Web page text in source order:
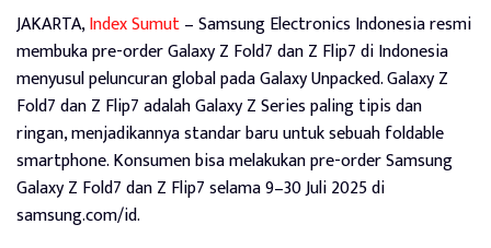
JAKARTA,Index Sumut– Samsung Electronics Indonesia resmi
membuka pre-order Galaxy Z Fold7 dan Z Flip7 di Indonesia
menyusul peluncuran global pada Galaxy Unpacked. Galaxy Z
Fold7 dan Z Flip7 adalah Galaxy Z Series paling tipis dan
ringan, menjadikannya standar baru untuk sebuah foldable
smartphone. Konsumen bisa melakukan pre-order Samsung
Galaxy Z Fold7 dan Z Flip7 selama 9–30 Juli 2025 di
samsung.com/id.